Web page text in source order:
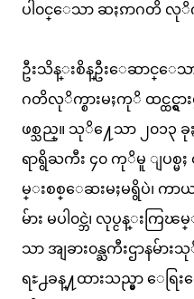
ပါ၀င္ေသာ ဆႏၵာဂတိ လုိက္
ဦးသိန္းစိန္ဦးေဆာင္ေ
ဂတိလုိက္စားမႈကုိ ထင္ထင္
ဖစ္သည္။ သုိ႔ေသာ ၂၀၁၃
ရာရွိႀကီး ၄၀ ကုိမူ ျပစ္မ
မ္းစစ္ေဆးမႈမရွိပဲ၊ ကာ
မ်ား မပါ၀င္ဘဲ၊ လုပ္ငန္း
သာ အျခား၀န္ႀကီးဌာနမ်
ရႊ႕ခန္႔ထားသည္မွာ ေရ